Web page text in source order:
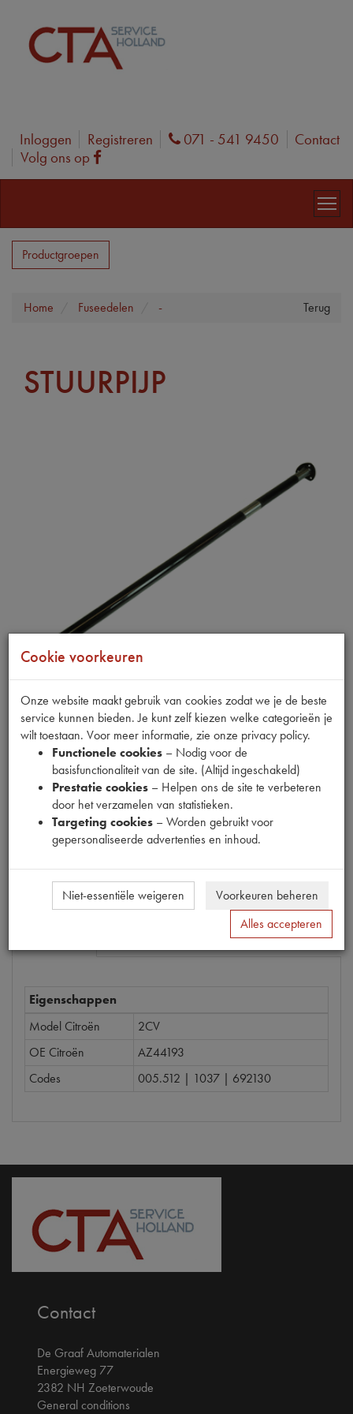
Inloggen Registreren Phone
071 - 541 9450
Contact
Volg ons op
Facebook
Productgroepen
Terug
Home Fuseedelen -
STUURPIJP
Productnummer
1307130
91,54 (€ 75,65 excl. btw)
Dit product kan op dit moment niet besteld worden
Eigenschappen
Model Citroën
2CV
OE Citroën
AZ44193
Codes
005.512 | 1037 | 692130
Contact
De Graaf Automaterialen
Energieweg 77
2382 NH Zoeterwoude
General conditions
Cookie voorkeuren
Onze website maakt gebruik van cookies zodat we je de beste
service kunnen bieden. Je kunt zelf kiezen welke categorieën je
wilt toestaan. Voor meer informatie, zie onze privacy policy.
Functionele cookies – Nodig voor de
basisfunctionaliteit van de site. (Altijd ingeschakeld)
Prestatie cookies – Helpen ons de site te verbeteren
door het verzamelen van statistieken.
Targeting cookies – Worden gebruikt voor
gepersonaliseerde advertenties en inhoud.
Niet-essentiële weigeren
Voorkeuren beheren
Alles accepteren